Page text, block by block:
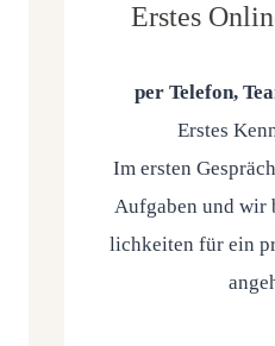
Erstes
per Tele­fon,
Ers­tes
Im ers­ten
Auf­ga­ben und wir
lich­kei­ten für ein